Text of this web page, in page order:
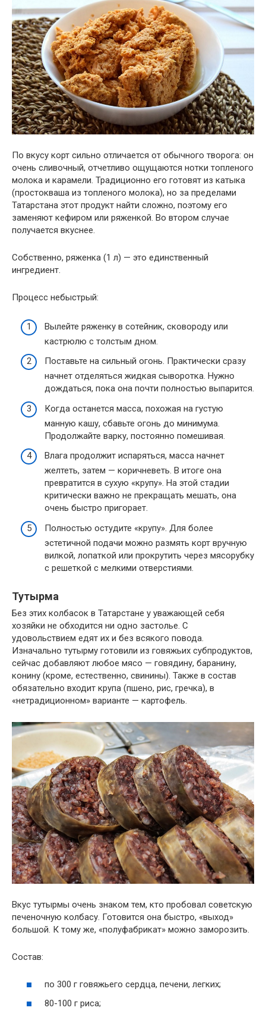
По вкусу корт сильно отличается от обычного творога: он
очень сливочный, отчетливо ощущаются нотки топленого
молока и карамели. Традиционно его готовят из катыка
(простокваша из топленого молока), но за пределами
Татарстана этот продукт найти сложно, поэтому его
заменяют кефиром или ряженкой. Во втором случае
получается вкуснее.
Собственно, ряженка (1 л) — это единственный
ингредиент.
Процесс небыстрый:
Вылейте ряженку в сотейник, сковороду или
кастрюлю с толстым дном.
Поставьте на сильный огонь. Практически сразу
начнет отделяться жидкая сыворотка. Нужно
дождаться, пока она почти полностью выпарится.
Когда останется масса, похожая на густую
манную кашу, сбавьте огонь до минимума.
Продолжайте варку, постоянно помешивая.
Влага продолжит испаряться, масса начнет
желтеть, затем — коричневеть. В итоге она
превратится в сухую «крупу». На этой стадии
критически важно не прекращать мешать, она
очень быстро пригорает.
Полностью остудите «крупу». Для более
эстетичной подачи можно размять корт вручную
вилкой, лопаткой или прокрутить через мясорубку
с решеткой с мелкими отверстиями.
Тутырма
Без этих колбасок в Татарстане у уважающей себя
хозяйки не обходится ни одно застолье. С
удовольствием едят их и без всякого повода.
Изначально тутырму готовили из говяжьих субпродуктов,
сейчас добавляют любое мясо — говядину, баранину,
конину (кроме, естественно, свинины). Также в состав
обязательно входит крупа (пшено, рис, гречка), в
«нетрадиционном» варианте — картофель.
Вкус тутырмы очень знаком тем, кто пробовал советскую
печеночную колбасу. Готовится она быстро, «выход»
большой. К тому же, «полуфабрикат» можно заморозить.
Состав:
по 300 г говяжьего сердца, печени, легких;
80-100 г риса;